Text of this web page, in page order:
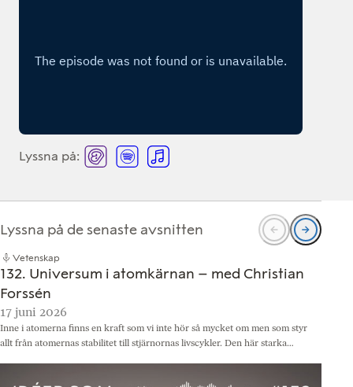
Lyssna på:
L
s
a
A
L
s
a
S
L
s
a
A
Lyssna på de senaste avsnitten
Vetenskap
132. Universum i atomkärnan – med Christian
Forssén
17 juni 2026
Inne i atomerna finns en kraft som vi inte hör så mycket om men som styr
allt från atomernas stabilitet till stjärnornas livscykler. Den här starka…